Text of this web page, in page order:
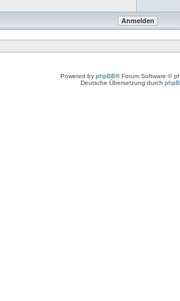
Powered by phpBB® Forum Software ©
Deutsche Übersetzung durch